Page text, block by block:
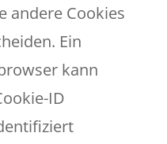
andere Cookies
Ein
kann
ID